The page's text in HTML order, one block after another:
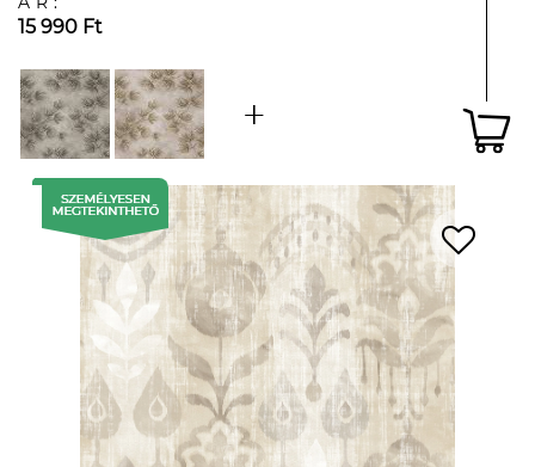
15 990 Ft